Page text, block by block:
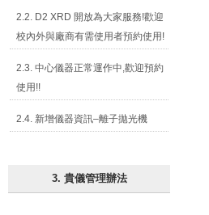
2.2. D2 XRD 開放為大家服務!歡迎
校內外與廠商有需使用者預約使用!
2.3. 中心儀器正常運作中,歡迎預約
使用!!
2.4. 新增儀器資訊–離子拋光機
3. 貴儀管理辦法